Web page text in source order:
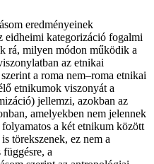
eredményeinek
eidheimi kategorizáció fogalmi
rá, milyen módon működik a
az etnikai
a roma nem–roma etnikai
etnikumok viszonyát a
jellemzi, azokban az
amelyekben nem jelennek
a két etnikum között
törekszenek, ez nem a
függésre, a